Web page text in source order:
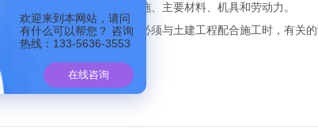
、水源、电源、照明等设施、主要材料、机具和劳动力。
成，当安装系统工程管理必须与土建工程配合施工时，有关
净。
能力。
欢迎来到本网站，请问
有什么可以帮您？ 咨询
热线：133-5636-3553
在线咨询